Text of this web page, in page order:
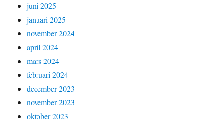
juni 2025
januari 2025
november 2024
april 2024
mars 2024
februari 2024
december 2023
november 2023
oktober 2023